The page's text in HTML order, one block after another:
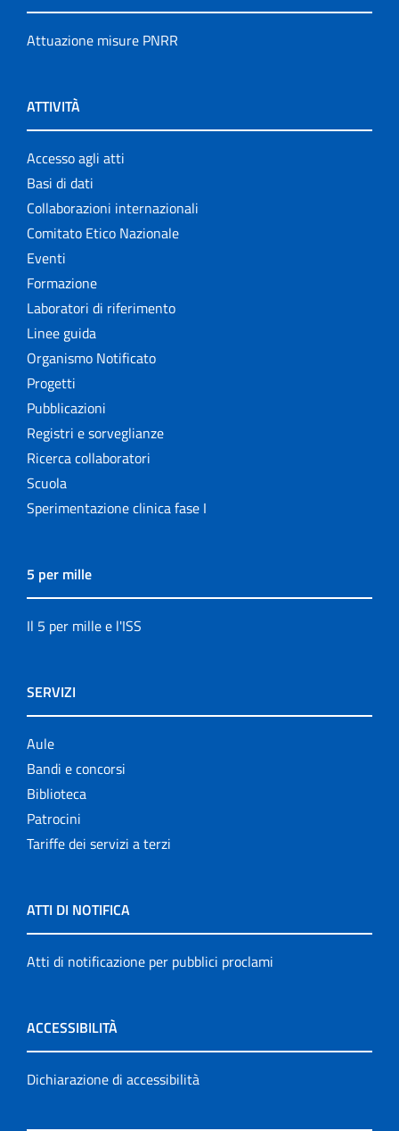
Attuazione misure PNRR
ATTIVITÀ
Accesso agli atti
Basi di dati
Collaborazioni internazionali
Comitato Etico Nazionale
Eventi
Formazione
Laboratori di riferimento
Linee guida
Organismo Notificato
Progetti
Pubblicazioni
Registri e sorveglianze
Ricerca collaboratori
Scuola
Sperimentazione clinica fase I
5 per mille
Il 5 per mille e l'ISS
SERVIZI
Aule
Bandi e concorsi
Biblioteca
Patrocini
Tariffe dei servizi a terzi
ATTI DI NOTIFICA
Atti di notificazione per pubblici proclami
ACCESSIBILITÀ
Dichiarazione di accessibilità